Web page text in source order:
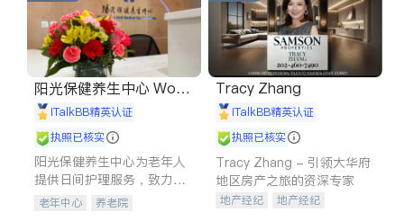
阳光保健养生中心 World
shine
iTalkBB精英认证
执照已核实
阳光保健养生中心为老年人
提供日间护理服务，致力于
通过持续的护理创新来有效
老年中心 养老院
Tracy Zhang
iTalkBB精英认证
执照已核实
Tracy Zhang - 引领大华府
地区房产之旅的资深专家
地产经纪
地产经纪